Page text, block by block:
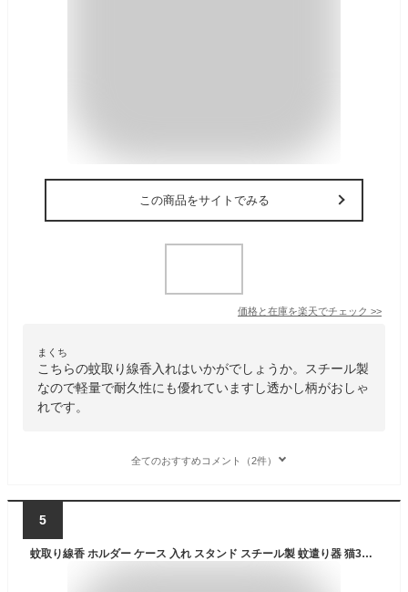
この商品をサイトでみる
価格と在庫を楽天でチェック >>
まくち
こちらの蚊取り線香入れはいかがでしょうか。スチール製
なので軽量で耐久性にも優れていますし透かし柄がおしゃ
れです。
全てのおすすめコメント（2件）
5
蚊取り線香 ホルダー ケース 入れ スタンド スチール製 蚊遣り器 猫3兄弟 レギュラーサイズ用 蚊取り線香入れ 猫モチーフ インテリア雑貨 猫 雑貨 猫 グッズ ねこ ネコ 猫柄 猫雑貨 猫グッズ かわいい おしゃれ ギフト プレゼント 【 母の日 】